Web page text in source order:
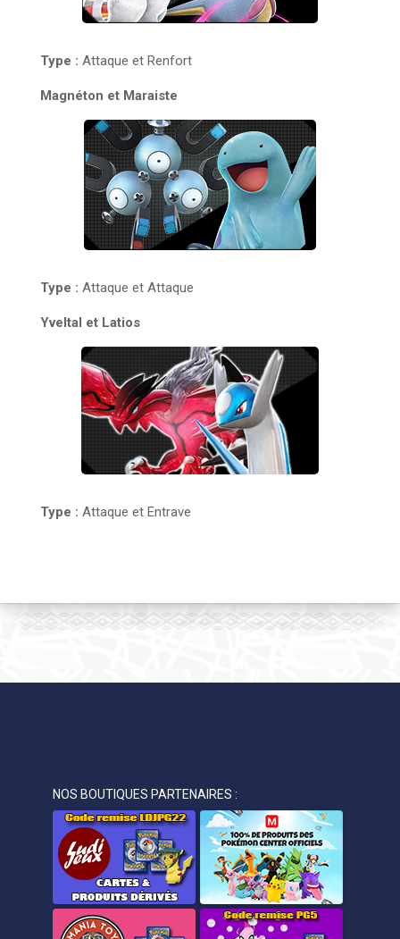
Type : Attaque et Renfort
Magnéton et Maraiste
Type : Attaque et Attaque
Yveltal et Latios
Type : Attaque et Entrave
NOS BOUTIQUES PARTENAIRES :